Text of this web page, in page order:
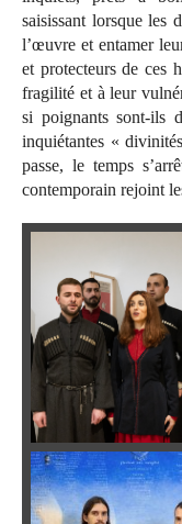
saisissant lorsque les
l’œuvre et entamer
et protecteurs de ces
fragilité et à leur
si poignants sont-ils
inquiétantes «
passe, le temps
contemporain rejoint